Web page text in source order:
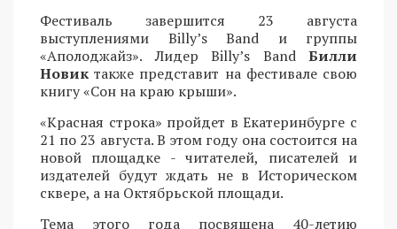
Фестиваль завершится 23 августа
выступлениями Billy’s Band и группы
«Аполоджайз». Лидер Billy’s Band Билли
Новик также представит на фестивале свою
книгу «Сон на краю крыши».
«Красная строка» пройдет в Екатеринбурге с
21 по 23 августа. В этом году она состоится на
новой площадке - читателей, писателей и
издателей будут ждать не в Историческом
сквере, а на Октябрьской площади.
Тема этого года посвящена 40-летию